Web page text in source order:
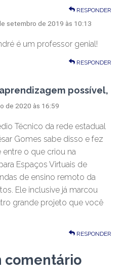
RESPONDER
setembro de 2019 às 10:13
é um professor genial!
RESPONDER
possível,
de 2020 às 16:59
Técnico da rede estadual
Gomes sabe disso e fez
o que criou na
Espaços Virtuais de
de ensino remoto da
Ele inclusive já marcou
grande projeto que você
RESPONDER
comentário